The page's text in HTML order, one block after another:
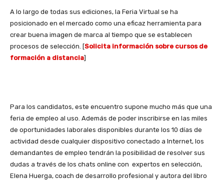
A lo largo de todas sus ediciones, la Feria Virtual se ha
posicionado en el mercado como una eficaz herramienta para
crear buena imagen de marca al tiempo que se establecen
procesos de selección. [Solicita información sobre cursos de
formación a distancia]
Para los candidatos, este encuentro supone mucho más que una
feria de empleo al uso. Además de poder inscribirse en las miles
de oportunidades laborales disponibles durante los 10 días de
actividad desde cualquier dispositivo conectado a Internet, los
demandantes de empleo tendrán la posibilidad de resolver sus
dudas a través de los chats online con expertos en selección,
Elena Huerga, coach de desarrollo profesional y autora del libro